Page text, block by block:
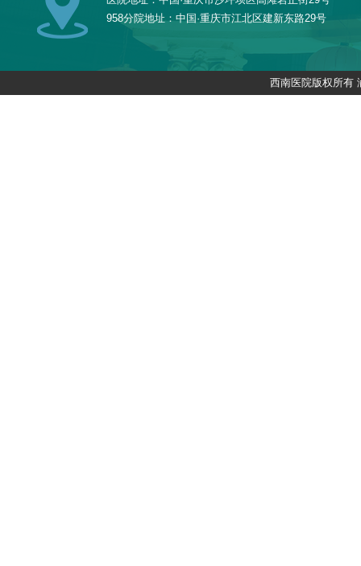
958分院地址：中国·重庆市江北区建新东路29号
西南医院版权所有